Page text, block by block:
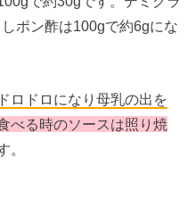
ポン酢は100gで約6gにな
ロドロになり母乳の出を
べる時のソースは照り焼
。